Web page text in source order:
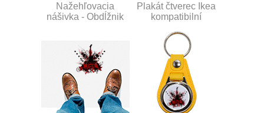
Nažehľovacia
nášivka - Obdĺžnik
Plakát čtverec Ikea
kompatibilní